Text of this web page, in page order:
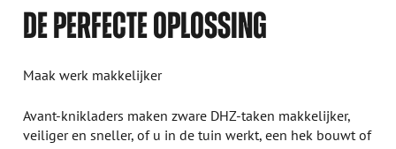
DE PERFECTE OPLOSSING
Maak werk makkelijker
Avant-knikladers maken zware DHZ-taken makkelijker,
veiliger en sneller, of u in de tuin werkt, een hek bouwt of